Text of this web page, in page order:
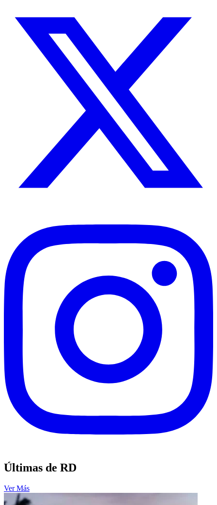
Últimas de RD
Ver Más